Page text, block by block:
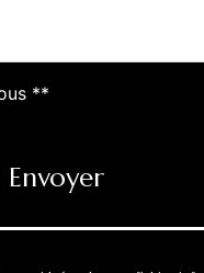
**
Envoyer